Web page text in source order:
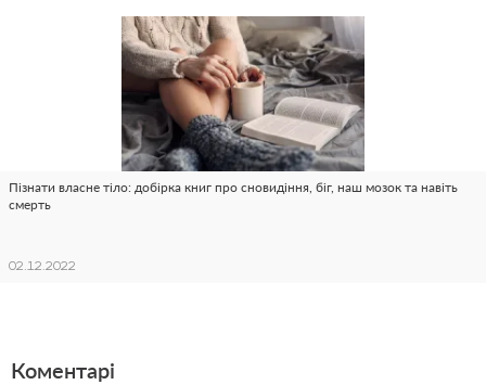
Пізнати власне тіло: добірка книг про сновидіння, біг, наш мозок та навіть
смерть
02.12.2022
Коментарі